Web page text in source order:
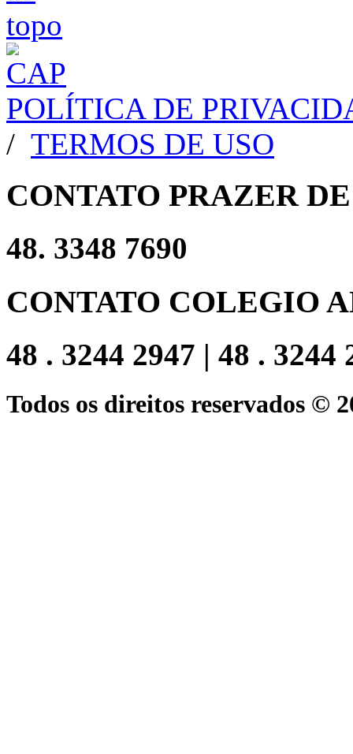
POLÍTICA DE
/ TERMOS DE USO
CONTATO PRAZER
48. 3348 7690
CONTATO COLEGIO
48 . 3244 2947 | 48 . 3244
Todos os direitos reservados ©